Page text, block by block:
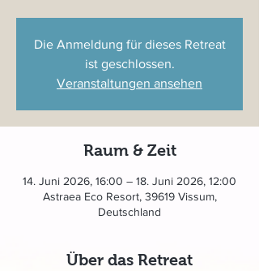
Die Anmeldung für dieses Retreat
ist geschlossen.
Veranstaltungen ansehen
Raum & Zeit
14. Juni 2026, 16:00 – 18. Juni 2026, 12:00
Astraea Eco Resort, 39619 Vissum,
Deutschland
Über das Retreat